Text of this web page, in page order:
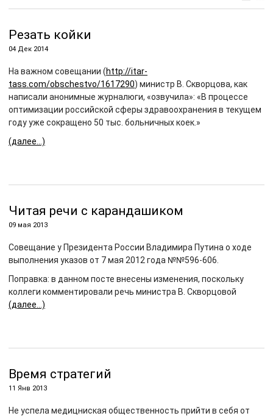
Резать койки
04 Дек 2014
На важном совещании (http://itar-
tass.com/obschestvo/1617290) министр В. Скворцова, как
написали анонимные журналюги, «озвучила»: «В процессе
оптимизации российской сферы здравоохранения в текущем
году уже сокращено 50 тыс. больничных коек.»
(далее…)
Читая речи с карандашиком
09 мая 2013
Совещание у Президента России Владимира Путина о ходе
выполнения указов от 7 мая 2012 года №№596-606.
Поправка: в данном посте внесены изменения, поскольку
коллеги комментировали речь министра В. Скворцовой
(далее…)
Время стратегий
11 Янв 2013
Не успела медицниская общественность прийти в себя от